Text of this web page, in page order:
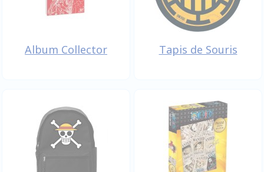
Album Collector Tapis de Souris